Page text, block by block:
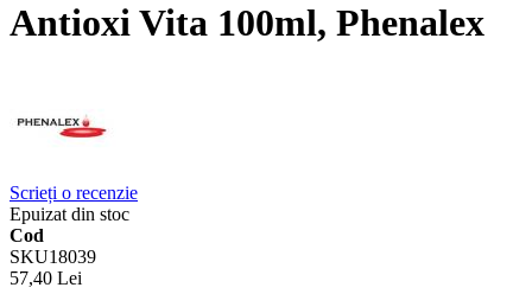
Antioxi Vita 100ml, Phenalex
Scrieți o recenzie
Epuizat din stoc
Cod
SKU18039
57,40 Lei